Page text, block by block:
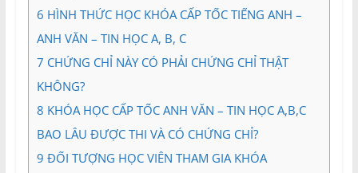
6 HÌNH THỨC HỌC KHÓA CẤP TỐC TIẾNG ANH –
ANH VĂN – TIN HỌC A, B, C
7 CHỨNG CHỈ NÀY CÓ PHẢI CHỨNG CHỈ THẬT
KHÔNG?
8 KHÓA HỌC CẤP TỐC ANH VĂN – TIN HỌC A,B,C
BAO LÂU ĐƯỢC THI VÀ CÓ CHỨNG CHỈ?
9 ĐỐI TƯỢNG HỌC VIÊN THAM GIA KHÓA